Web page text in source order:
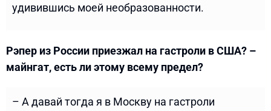
удивившись моей необразованности.
Рэпер из России приезжал на гастроли в США? –
майнгат, есть ли этому всему предел?
– А давай тогда я в Москву на гастроли